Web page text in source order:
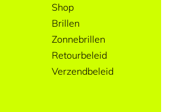
Shop
Brillen
Zonnebrillen
Retourbeleid
Verzendbeleid